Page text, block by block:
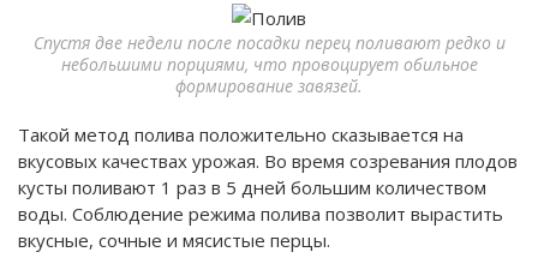
Спустя две недели после посадки перец поливают редко и
небольшими порциями, что провоцирует обильное
формирование завязей.
Такой метод полива положительно сказывается на
вкусовых качествах урожая. Во время созревания плодов
кусты поливают 1 раз в 5 дней большим количеством
воды. Соблюдение режима полива позволит вырастить
вкусные, сочные и мясистые перцы.